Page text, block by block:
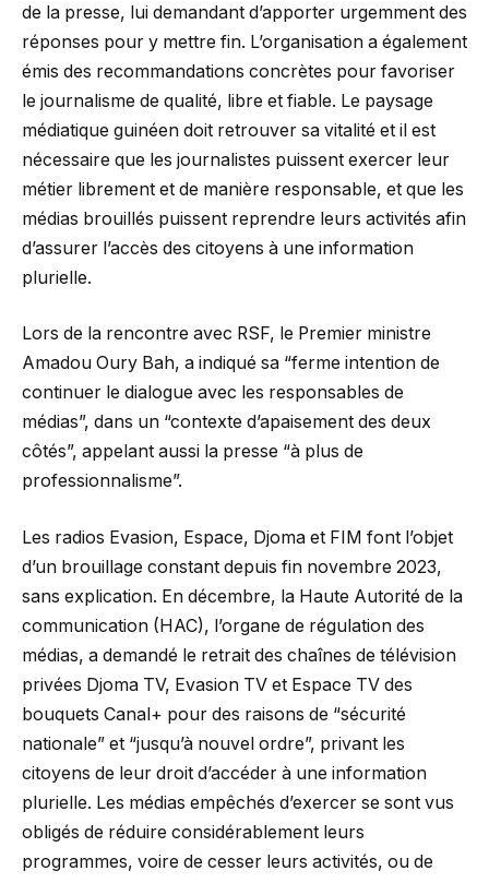
de la presse, lui demandant d’apporter urgemment des
réponses pour y mettre fin. L’organisation a également
émis des recommandations concrètes pour favoriser
le journalisme de qualité, libre et fiable. Le paysage
médiatique guinéen doit retrouver sa vitalité et il est
nécessaire que les journalistes puissent exercer leur
métier librement et de manière responsable, et que les
médias brouillés puissent reprendre leurs activités afin
d’assurer l’accès des citoyens à une information
plurielle.
Lors de la rencontre avec RSF, le Premier ministre
Amadou Oury Bah, a indiqué sa “ferme intention de
continuer le dialogue avec les responsables de
médias”, dans un “contexte d’apaisement des deux
côtés”, appelant aussi la presse “à plus de
professionnalisme”.
Les radios Evasion, Espace, Djoma et FIM font l’objet
d’un brouillage constant depuis fin novembre 2023,
sans explication. En décembre, la Haute Autorité de la
communication (HAC), l’organe de régulation des
médias, a demandé le retrait des chaînes de télévision
privées Djoma TV, Evasion TV et Espace TV des
bouquets Canal+ pour des raisons de “sécurité
nationale” et “jusqu’à nouvel ordre”, privant les
citoyens de leur droit d’accéder à une information
plurielle. Les médias empêchés d’exercer se sont vus
obligés de réduire considérablement leurs
programmes, voire de cesser leurs activités, ou de